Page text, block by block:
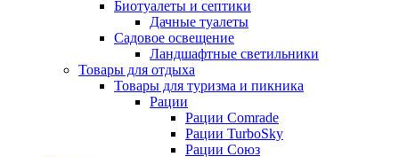
Биотуалеты и септики
Дачные туалеты
Садовое освещение
Ландшафтные светильники
Товары для отдыха
Товары для туризма и пикника
Рации
Рации Comrade
Рации TurboSky
Рации Союз